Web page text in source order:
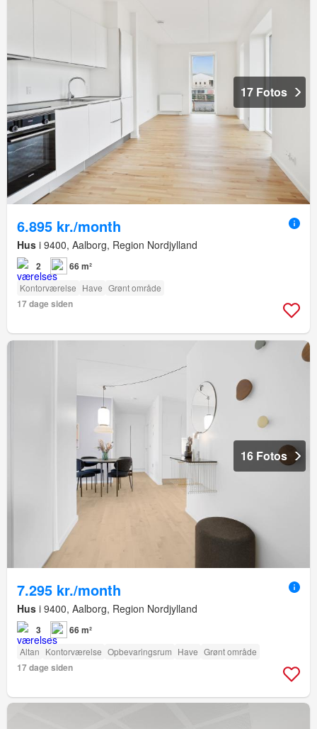
17 Fotos
6.895 kr./month
Hus i 9400, Aalborg, Region Nordjylland
2 66 m²
Kontorværelse Have Grønt område
17 dage siden
16 Fotos
7.295 kr./month
Hus i 9400, Aalborg, Region Nordjylland
3 66 m²
Altan Kontorværelse Opbevaringsrum Have Grønt område
17 dage siden